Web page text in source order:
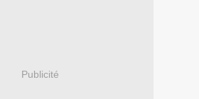
Publicité